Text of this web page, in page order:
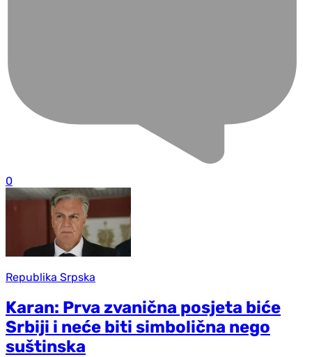
0
Republika Srpska
Karan: Prva zvanična posjeta biće
Srbiji i neće biti simbolična nego
suštinska